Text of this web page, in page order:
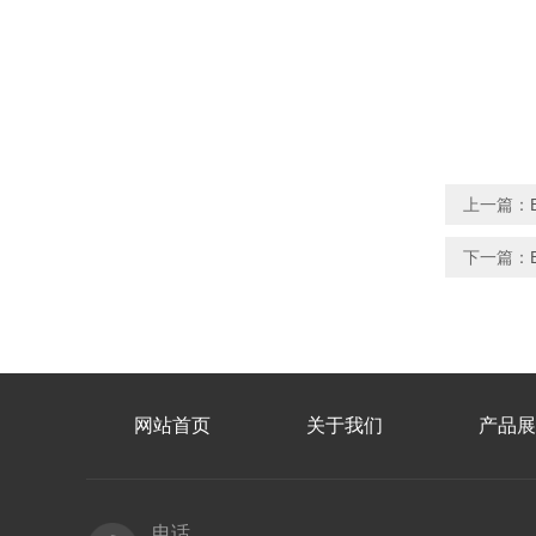
上一篇：
下一篇：
网站首页 关于我们 产品